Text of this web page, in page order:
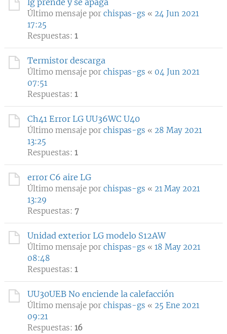
lg prende y se apaga
Último mensaje por chispas-gs « 24 Jun 2021
17:25
Respuestas: 1
Termistor descarga
Último mensaje por chispas-gs « 04 Jun 2021
07:51
Respuestas: 1
Ch41 Error LG UU36WC U40
Último mensaje por chispas-gs « 28 May 2021
13:25
Respuestas: 1
error C6 aire LG
Último mensaje por chispas-gs « 21 May 2021
13:29
Respuestas: 7
Unidad exterior LG modelo S12AW
Último mensaje por chispas-gs « 18 May 2021
08:48
Respuestas: 1
UU30UEB No enciende la calefacción
Último mensaje por chispas-gs « 25 Ene 2021
09:21
Respuestas: 16